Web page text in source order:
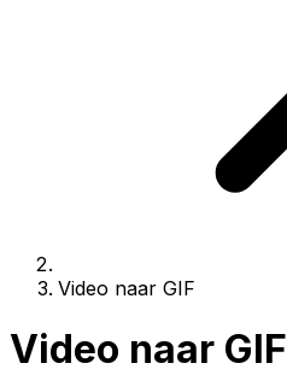
Video naar GIF
Video naar GIF